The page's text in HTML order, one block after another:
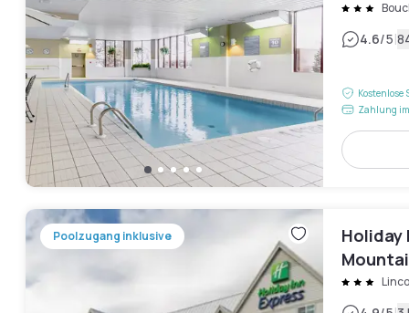
4.6/5|
Kostenlose
Zahlung
Poolzugang inklusive
Holiday